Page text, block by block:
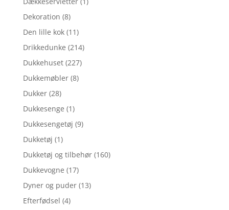
Dekoration (8)
Den lille kok (11)
Drikkedunke (214)
Dukkehuset (227)
Dukkemøbler (8)
Dukker (28)
Dukkesenge (1)
Dukkesengetøj (9)
Dukketøj (1)
Dukketøj og tilbehør (160)
Dukkevogne (17)
Dyner og puder (13)
Efterfødsel (4)